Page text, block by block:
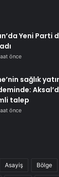
Yeni Parti
önce
sağlık
talep
önce
Asayiş Bölge